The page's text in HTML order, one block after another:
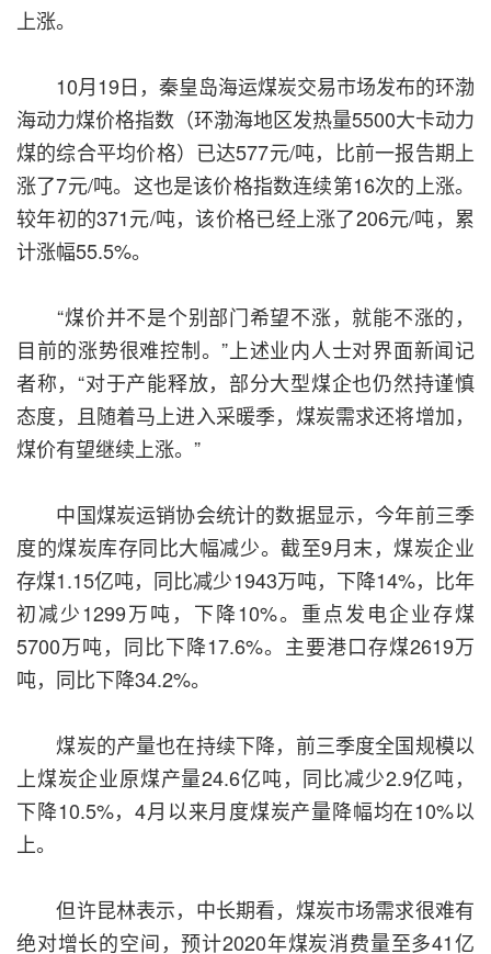
上涨。
10月19日，秦皇岛海运煤炭交易市场发布的环渤
海动力煤价格指数（环渤海地区发热量5500大卡动力
煤的综合平均价格）已达577元/吨，比前一报告期上
涨了7元/吨。这也是该价格指数连续第16次的上涨。
较年初的371元/吨，该价格已经上涨了206元/吨，累
计涨幅55.5%。
“煤价并不是个别部门希望不涨，就能不涨的，
目前的涨势很难控制。”上述业内人士对界面新闻记
者称，“对于产能释放，部分大型煤企也仍然持谨慎
态度，且随着马上进入采暖季，煤炭需求还将增加，
煤价有望继续上涨。”
中国煤炭运销协会统计的数据显示，今年前三季
度的煤炭库存同比大幅减少。截至9月末，煤炭企业
存煤1.15亿吨，同比减少1943万吨，下降14%，比年
初减少1299万吨，下降10%。重点发电企业存煤
5700万吨，同比下降17.6%。主要港口存煤2619万
吨，同比下降34.2%。
煤炭的产量也在持续下降，前三季度全国规模以
上煤炭企业原煤产量24.6亿吨，同比减少2.9亿吨，
下降10.5%，4月以来月度煤炭产量降幅均在10%以
上。
但许昆林表示，中长期看，煤炭市场需求很难有
绝对增长的空间，预计2020年煤炭消费量至多41亿